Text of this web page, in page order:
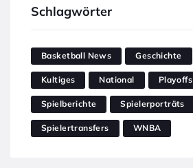
Schlagwörter
Basketball News Geschichte
Kultiges National Playoffs
Spielberichte Spielerporträts
Spielertransfers WNBA